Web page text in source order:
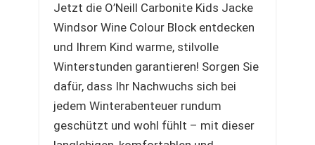
Jetzt die O’Neill Carbonite Kids Jacke
Windsor Wine Colour Block entdecken
und Ihrem Kind warme, stilvolle
Winterstunden garantieren! Sorgen Sie
dafür, dass Ihr Nachwuchs sich bei
jedem Winterabenteuer rundum
geschützt und wohl fühlt – mit dieser